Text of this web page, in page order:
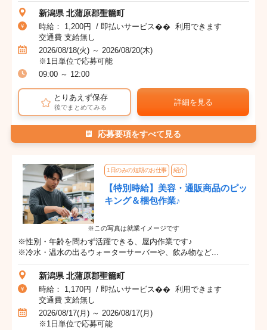
新潟県 北蒲原郡聖籠町
時給： 1,200円 / 即払いサービス�� 利用できます
交通費 支給無し
2026/08/18(火) ～ 2026/08/20(木)
※1日単位で応募可能
09:00 ～ 12:00
とりあえず保存
後でまとめてみる
詳細を見る
応募要項をすべて見る
1日のみの短期のお仕事 紹介
【特別時給】美容・通販商品のピッ
キング＆梱包作業♪
※この写真は就業イメージです
※性別・年齢を問わず活躍できる、屋内作業です♪
※冷水・温水の出るウォーターサーバーや、飲み物など...
新潟県 北蒲原郡聖籠町
時給： 1,170円 / 即払いサービス�� 利用できます
交通費 支給無し
2026/08/17(月) ～ 2026/08/17(月)
※1日単位で応募可能